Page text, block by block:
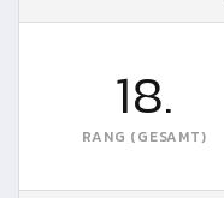
18.
RANG (GESAMT)